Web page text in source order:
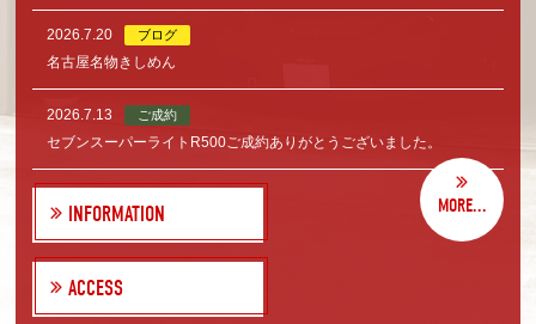
2026.7.20 ブログ
名古屋名物きしめん
2026.7.13 ご成約
セブンスーパーライトR500ご成約ありがとうございました。
MORE...
INFORMATION
ACCESS